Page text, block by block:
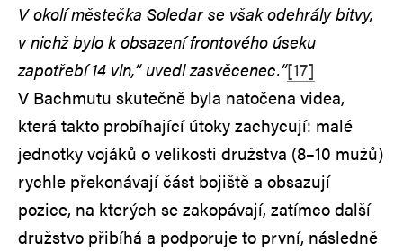
V okolí městečka Soledar se však odehrály bitvy,
v nichž bylo k obsazení frontového úseku
zapotřebí 14 vln,“ uvedl zasvěcenec.“[17]
V Bachmutu skutečně byla natočena videa,
která takto probíhající útoky zachycují: malé
jednotky vojáků o velikosti družstva (8–10 mužů)
rychle překonávají část bojiště a obsazují
pozice, na kterých se zakopávají, zatímco další
družstvo přibíhá a podporuje to první, následně